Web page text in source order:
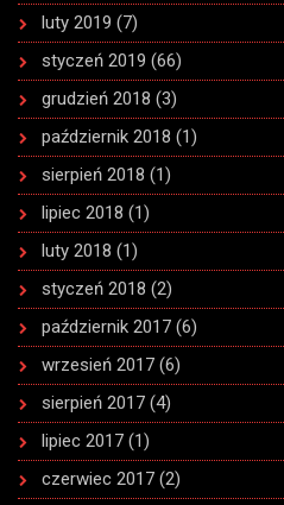
luty 2019 (7)
styczeń 2019 (66)
grudzień 2018 (3)
październik 2018 (1)
sierpień 2018 (1)
lipiec 2018 (1)
luty 2018 (1)
styczeń 2018 (2)
październik 2017 (6)
wrzesień 2017 (6)
sierpień 2017 (4)
lipiec 2017 (1)
czerwiec 2017 (2)